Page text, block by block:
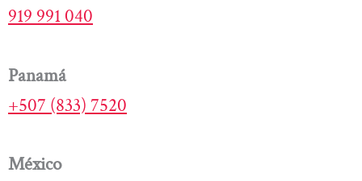
919 991 040
Panamá
+507 (833) 7520
México